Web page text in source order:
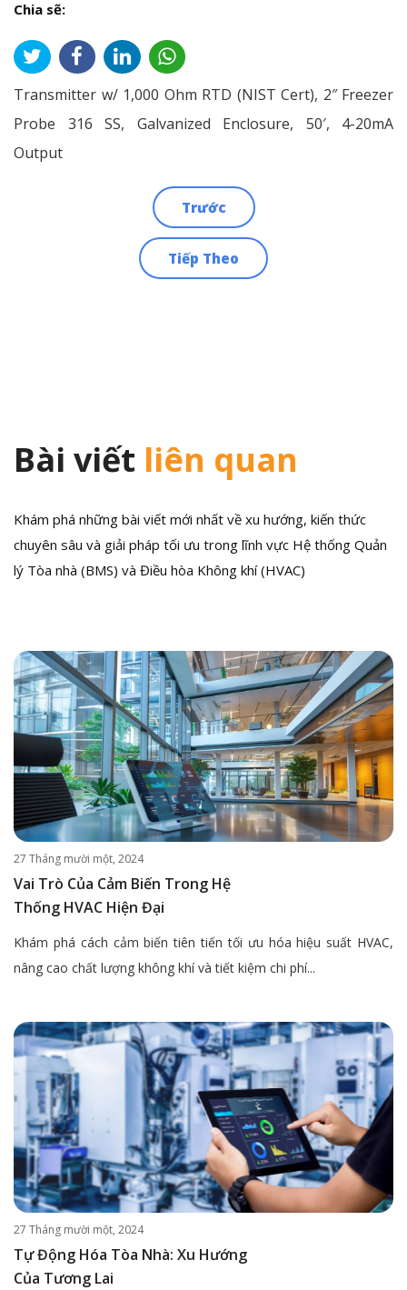
Chia sẽ:
Transmitter w/ 1,000 Ohm RTD (NIST Cert), 2″ Freezer
Probe 316 SS, Galvanized Enclosure, 50′, 4-20mA
Output
Trước
Tiếp Theo
Bài viết liên quan
Khám phá những bài viết mới nhất về xu hướng, kiến thức
chuyên sâu và giải pháp tối ưu trong lĩnh vực Hệ thống Quản
lý Tòa nhà (BMS) và Điều hòa Không khí (HVAC)
27 Tháng mười một, 2024
Vai Trò Của Cảm Biến Trong Hệ
Thống HVAC Hiện Đại
Khám phá cách cảm biến tiên tiến tối ưu hóa hiệu suất HVAC,
nâng cao chất lượng không khí và tiết kiệm chi phí...
27 Tháng mười một, 2024
Tự Động Hóa Tòa Nhà: Xu Hướng
Của Tương Lai